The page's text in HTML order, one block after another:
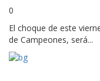
0
El choque de este
de Campeones, será...